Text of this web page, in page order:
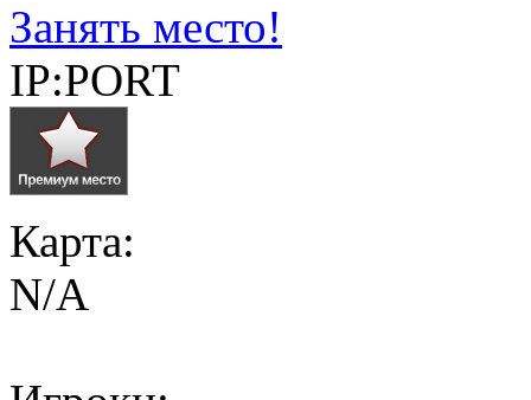
Занять место!
IP:PORT
Карта:
N/A